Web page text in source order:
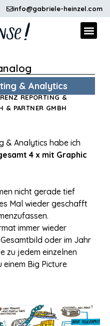
info@gabriele-heinzel.com
& Analytics
REPORTING &
& PARTNER GMBH
& Analytics habe ich
4 x mit Graphic
nicht gerade tief
Mal wieder geschafft
immer wieder
oder im Jahr
zu jedem einzelnen
einem Big Picture